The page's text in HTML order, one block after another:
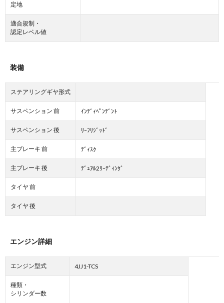
定地
適合規制・
認定レベル値
装備
ステアリングギヤ形式
サスペンション 前 ｲﾝﾃﾞｨﾍﾟﾝﾃﾞﾝﾄ
サスペンション 後 ﾘｰﾌﾘｼﾞｯﾄﾞ
主ブレーキ 前 ﾃﾞｨｽｸ
主ブレーキ 後 ﾃﾞｭｱﾙ2ﾘｰﾃﾞｨﾝｸﾞ
タイヤ 前
タイヤ 後
エンジン詳細
エンジン型式 4JJ1-TCS
種類・
シリンダー数